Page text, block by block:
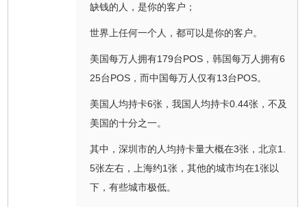
缺钱的人，是你的客户；
世界上任何一个人，都可以是你的客户。
美国每万人拥有179台POS，韩国每万人拥有6
25台POS，而中国每万人仅有13台POS。
美国人均持卡6张，我国人均持卡0.44张，不及
美国的十分之一。
其中，深圳市的人均持卡量大概在3张，北京1.
5张左右，上海约1张，其他的城市均在1张以
下，有些城市极低。